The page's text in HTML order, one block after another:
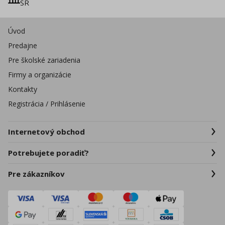
SR
Úvod
Predajne
Pre školské zariadenia
Firmy a organizácie
Kontakty
Registrácia / Prihlásenie
Internetový obchod
Potrebujete poradiť?
Pre zákazníkov